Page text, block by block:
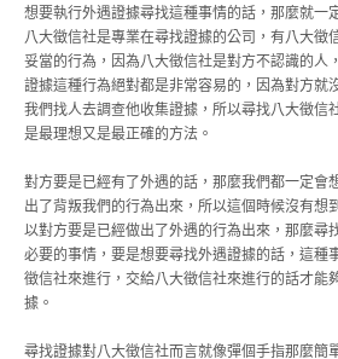
想要執行外遇證據尋找這種事情的話，那麼就一
八大徵信社是專業在尋找證據的公司，有八大徵
妥當的行為，因為八大徵信社是對方不認識的人
證據這種行為絕對都是非常容易的，因為對方就
我們找人去調查他收集證據，所以尋找八大徵信
是最理想又是最正確的方法。
對方要是已經有了外遇的話，那麼我們都一定會
出了背叛我們的行為出來，所以這個時候沒有想
以對方要是已經做出了外遇的行為出來，那麼尋
必要的事情，要是想要尋找外遇證據的話，這種
徵信社來進行，交給八大徵信社來進行的話才能
據。
尋找證據對八大徵信社而言就像彈個手指那麼簡